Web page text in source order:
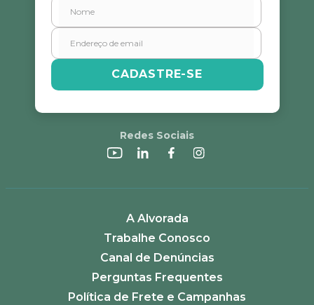
Endereço de email
CADASTRE-SE
Redes Sociais
A Alvorada
Trabalhe Conosco
Canal de Denúncias
Perguntas Frequentes
Política de Frete e Campanhas